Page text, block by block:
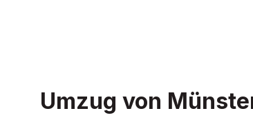
Umzug von